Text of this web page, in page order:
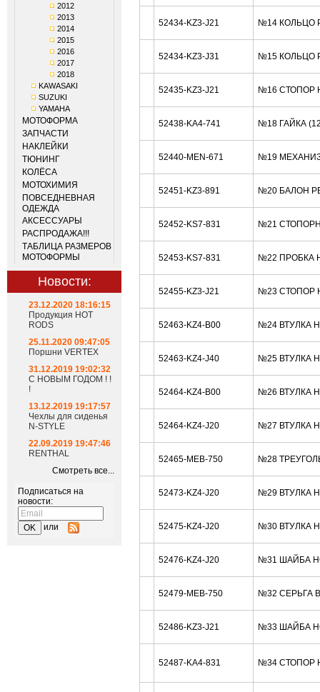
2012
2013
2014
2015
2016
2017
2018
KAWASAKI
SUZUKI
YAMAHA
МОТОФОРМА
ЗАПЧАСТИ
НАКЛЕЙКИ
ТЮНИНГ
КОЛЁСА
МОТОХИМИЯ
ПОВСЕДНЕВНАЯ
ОДЕЖДА
АКСЕССУАРЫ
РАСПРОДАЖА!!!
ТАБЛИЦА РАЗМЕРОВ
МОТОФОРМЫ
Новости:
23.12.2020 18:16:15
Продукция HOT
RODS
25.11.2020 09:47:05
Поршни VERTEX
31.12.2019 19:02:32
С НОВЫМ ГОДОМ ! !
!
13.12.2019 19:17:57
Чехлы для сиденья
N-STYLE
22.09.2019 19:47:46
RENTHAL
Смотреть все...
Подписаться на
новости:
или
52434-KZ3-J21 №14 КОЛЬЦО
52434-KZ3-J31 №15 КОЛЬЦО
52435-KZ3-J21 №16 СТОПОР
52438-KA4-741 №18 ГАЙКА
52440-MEN-671 №19
52451-KZ3-891 №20 БАЛОН
52452-KS7-831 №21
52453-KS7-831 №22 ПРОБКА
52455-KZ3-J21 №23 СТОПОР
52463-KZ4-B00 №24 ВТУЛКА
52463-KZ4-J40 №25 ВТУЛКА
52464-KZ4-B00 №26 ВТУЛКА
52464-KZ4-J20 №27 ВТУЛКА
52465-MEB-750 №28
52473-KZ4-J20 №29 ВТУЛКА
52475-KZ4-J20 №30 ВТУЛКА
52476-KZ4-J20 №31 ШАЙБА
52479-MEB-750 №32 СЕРЬГА В
52486-KZ3-J21 №33 ШАЙБА
52487-KA4-831 №34 СТОПОР